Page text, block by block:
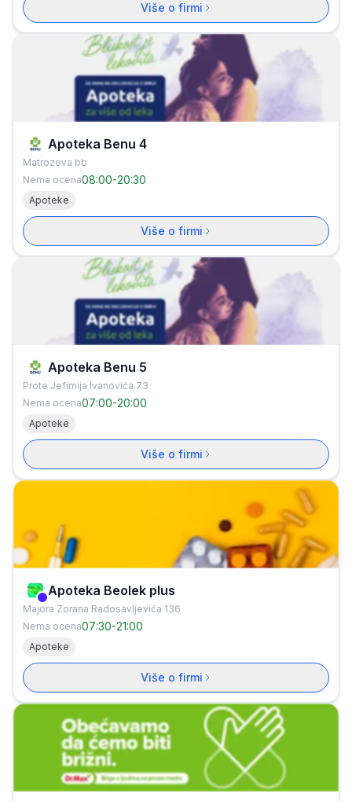
Više o firmi
Apoteka Benu 4
Matrozova bb
Nema ocena08:00-20:30
Apoteke
Više o firmi
Apoteka Benu 5
Prote Jefimija Ivanovića 73
Nema ocena07:00-20:00
Apoteke
Više o firmi
Verifikovana firma
Apoteka Beolek plus
Majora Zorana Radosavljevića 136
Nema ocena07:30-21:00
Apoteke
Više o firmi